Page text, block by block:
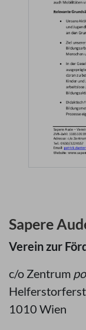
Sapere
Verein zur
c/o Zentrum
1010 Wien